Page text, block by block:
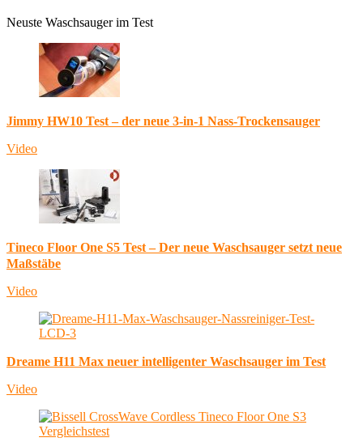
Neuste Waschsauger im Test
Jimmy HW10 Test – der neue 3-in-1 Nass-Trockensauger
Video
Tineco Floor One S5 Test – Der neue Waschsauger setzt neue
Maßstäbe
Video
Dreame H11 Max neuer intelligenter Waschsauger im Test
Video